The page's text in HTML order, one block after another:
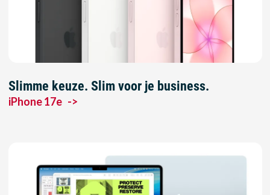
Slimme keuze. Slim voor je business.
iPhone 17e ->